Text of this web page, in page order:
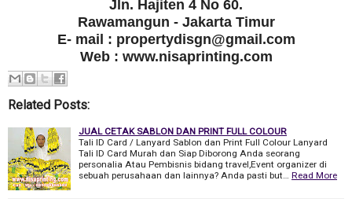
Jln. Hajiten 4 No 60.
Rawamangun - Jakarta Timur
E- mail : propertydisgn@gmail.com
Web : www.nisaprinting.com
Related Posts:
JUAL CETAK SABLON DAN PRINT FULL COLOUR
Tali ID Card / Lanyard Sablon dan Print Full Colour Lanyard
Tali ID Card Murah dan Siap Diborong Anda seorang
personalia Atau Pembisnis bidang travel,Event organizer di
sebuah perusahaan dan lainnya? Anda pasti but… Read More